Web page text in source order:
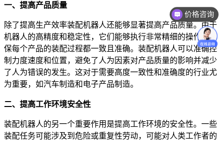
一、 提高产品质量
除了提高生产效率装配机器人还能够显著提高产品质量。由于
机器人的高精度和稳定性，它们能够执行非常精细的操作，确
保每个产品的装配过程都一致且准确。装配机器人可以准确控
制力度速度和位置，避免了人为因素对产品质量的影响并减少
了人为错误的发生。这对于需要高度一致性和准确度的行业尤
为重要，如汽车制造和电子产品制造。
二、 提高工作环境安全性
装配机器人的另一个重要作用是提高工作环境的安全性。一些
装配任务可能涉及到危险或重复性劳动，可能对人类工作者的
价格咨询